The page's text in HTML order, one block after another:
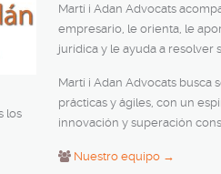
los
Martí i Adan Advocats
empresario, le orienta, le
jurídica y le ayuda a resolver
Martí i Adan Advocats busca
prácticas y ágiles, con un
innovación y superación
Nuestro equipo →